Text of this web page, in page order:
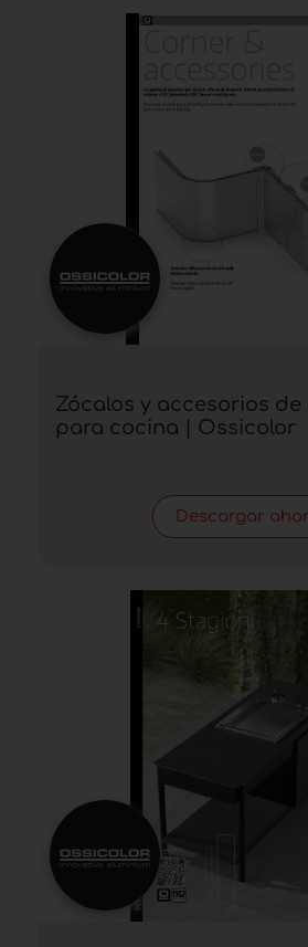
Zócalos y accesorios de
para cocina | Ossicolor
Descargar